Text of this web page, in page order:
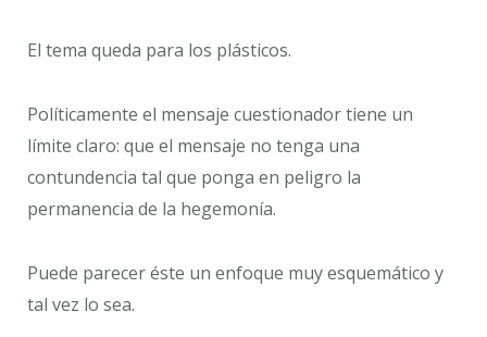
El tema queda para los plásticos.
Políticamente el mensaje cuestionador tiene un
límite claro: que el mensaje no tenga una
contundencia tal que ponga en peligro la
permanencia de la hegemonía.
Puede parecer éste un enfoque muy esquemático y
tal vez lo sea.